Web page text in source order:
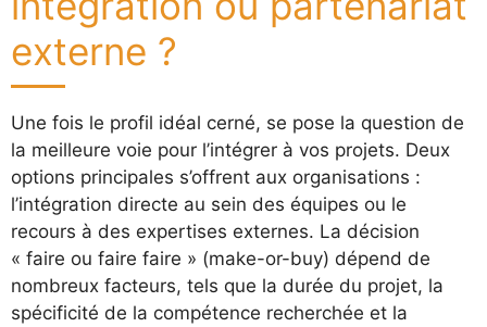
externe ?
Une fois le profil idéal cerné, se pose la question de
la meilleure voie pour l’intégrer à vos projets. Deux
options principales s’offrent aux organisations :
l’intégration directe au sein des équipes ou le
recours à des expertises externes. La décision
« faire ou faire faire » (make-or-buy) dépend de
nombreux facteurs, tels que la durée du projet, la
spécificité de la compétence recherchée et la